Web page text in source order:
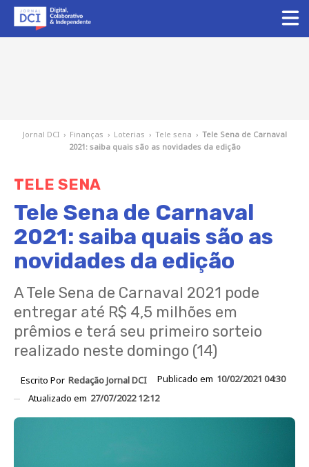
Jornal DCI › Finanças › Loterias › Tele sena › Tele Sena de Carnaval
2021: saiba quais são as novidades da edição
TELE SENA
Tele Sena de Carnaval
2021: saiba quais são as
novidades da edição
A Tele Sena de Carnaval 2021 pode
entregar até R$ 4,5 milhões em
prêmios e terá seu primeiro sorteio
realizado neste domingo (14)
Escrito Por Redação Jornal DCI Publicado em 10/02/2021 04:30
Atualizado em 27/07/2022 12:12